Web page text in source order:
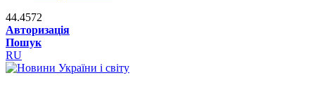
44.4572
Авторизація
Пошук
RU